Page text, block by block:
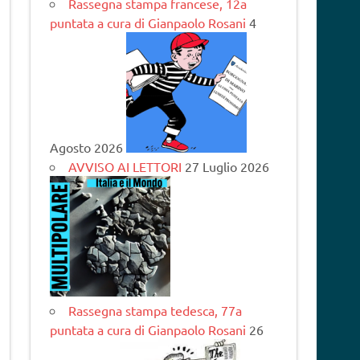
Rassegna stampa francese, 12a
puntata a cura di Gianpaolo Rosani 4
Agosto 2026
AVVISO AI LETTORI 27 Luglio 2026
Rassegna stampa tedesca, 77a
puntata a cura di Gianpaolo Rosani 26